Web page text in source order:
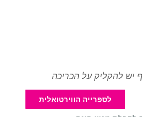
יש להקליק על הכריכה
לספרייה הווירטואלית